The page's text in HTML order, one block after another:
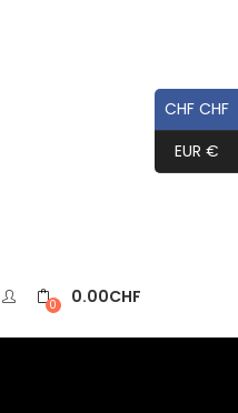
0 0.00CHF
CHF CHF
EUR €